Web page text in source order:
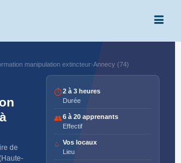
manipulation extincteur›Annecy (74)
de
⏱2 à 3 heures
Durée
👥6 à 20 apprenants
Effectif
⌂ Vos locaux
Lieu